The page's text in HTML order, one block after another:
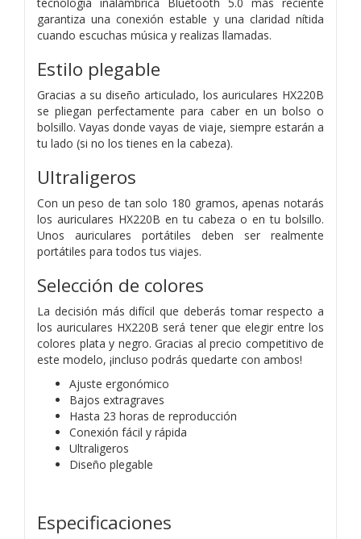
garantiza una conexión estable y una claridad nítida
cuando escuchas música y realizas llamadas.
Estilo plegable
Gracias a su diseño articulado, los auriculares HX220B
se pliegan perfectamente para caber en un bolso o
bolsillo. Vayas donde vayas de viaje, siempre estarán a
tu lado (si no los tienes en la cabeza).
Ultraligeros
Con un peso de tan solo 180 gramos, apenas notarás
los auriculares HX220B en tu cabeza o en tu bolsillo.
Unos auriculares portátiles deben ser realmente
portátiles para todos tus viajes.
Selección de colores
La decisión más difícil que deberás tomar respecto a
los auriculares HX220B será tener que elegir entre los
colores plata y negro. Gracias al precio competitivo de
este modelo, ¡incluso podrás quedarte con ambos!
Ajuste ergonómico
Bajos extragraves
Hasta 23 horas de reproducción
Conexión fácil y rápida
Ultraligeros
Diseño plegable
Especificaciones